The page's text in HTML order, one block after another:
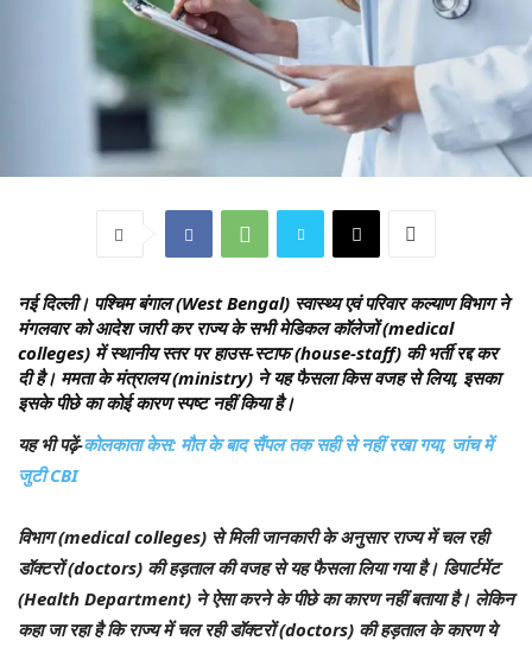
नई दिल्ली। पश्चिम बंगाल (West Bengal) स्वास्थ्य एवं परिवार कल्याण विभाग ने
मंगलवार को आदेश जारी कर राज्य के सभी मेडिकल कॉलेजों (medical
colleges) में स्थानीय स्तर पर हाउस-स्टाफ (house-staff) की भर्ती रद्द कर
दी है। ममता के मंत्रालय (ministry) ने यह फैसला किस वजह से लिया, इसका
इसके पीछे का कोई कारण स्पष्ट नहीं किया है।
यह भी पढ़ें-कोलकाता केस: मौत के बाद सैंपल तक सही से नहीं रखा गया, जांच में
जुटी CBI
विभाग (medical colleges) से मिली जानकारी के अनुसार राज्य में चल रही
डॉक्टरों (doctors) की हड़ताल की वजह से यह फैसला लिया गया है। डिपार्टमेंट
(Health Department) ने ऐसा करने के पीछे का कारण नहीं बताया है। लेकिन
कहा जा रहा है कि राज्य में चल रही डॉक्टरों (doctors) की हड़ताल के कारण ये